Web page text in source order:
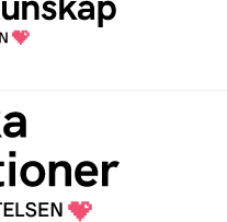
dig att bli en
i en sektors- eller